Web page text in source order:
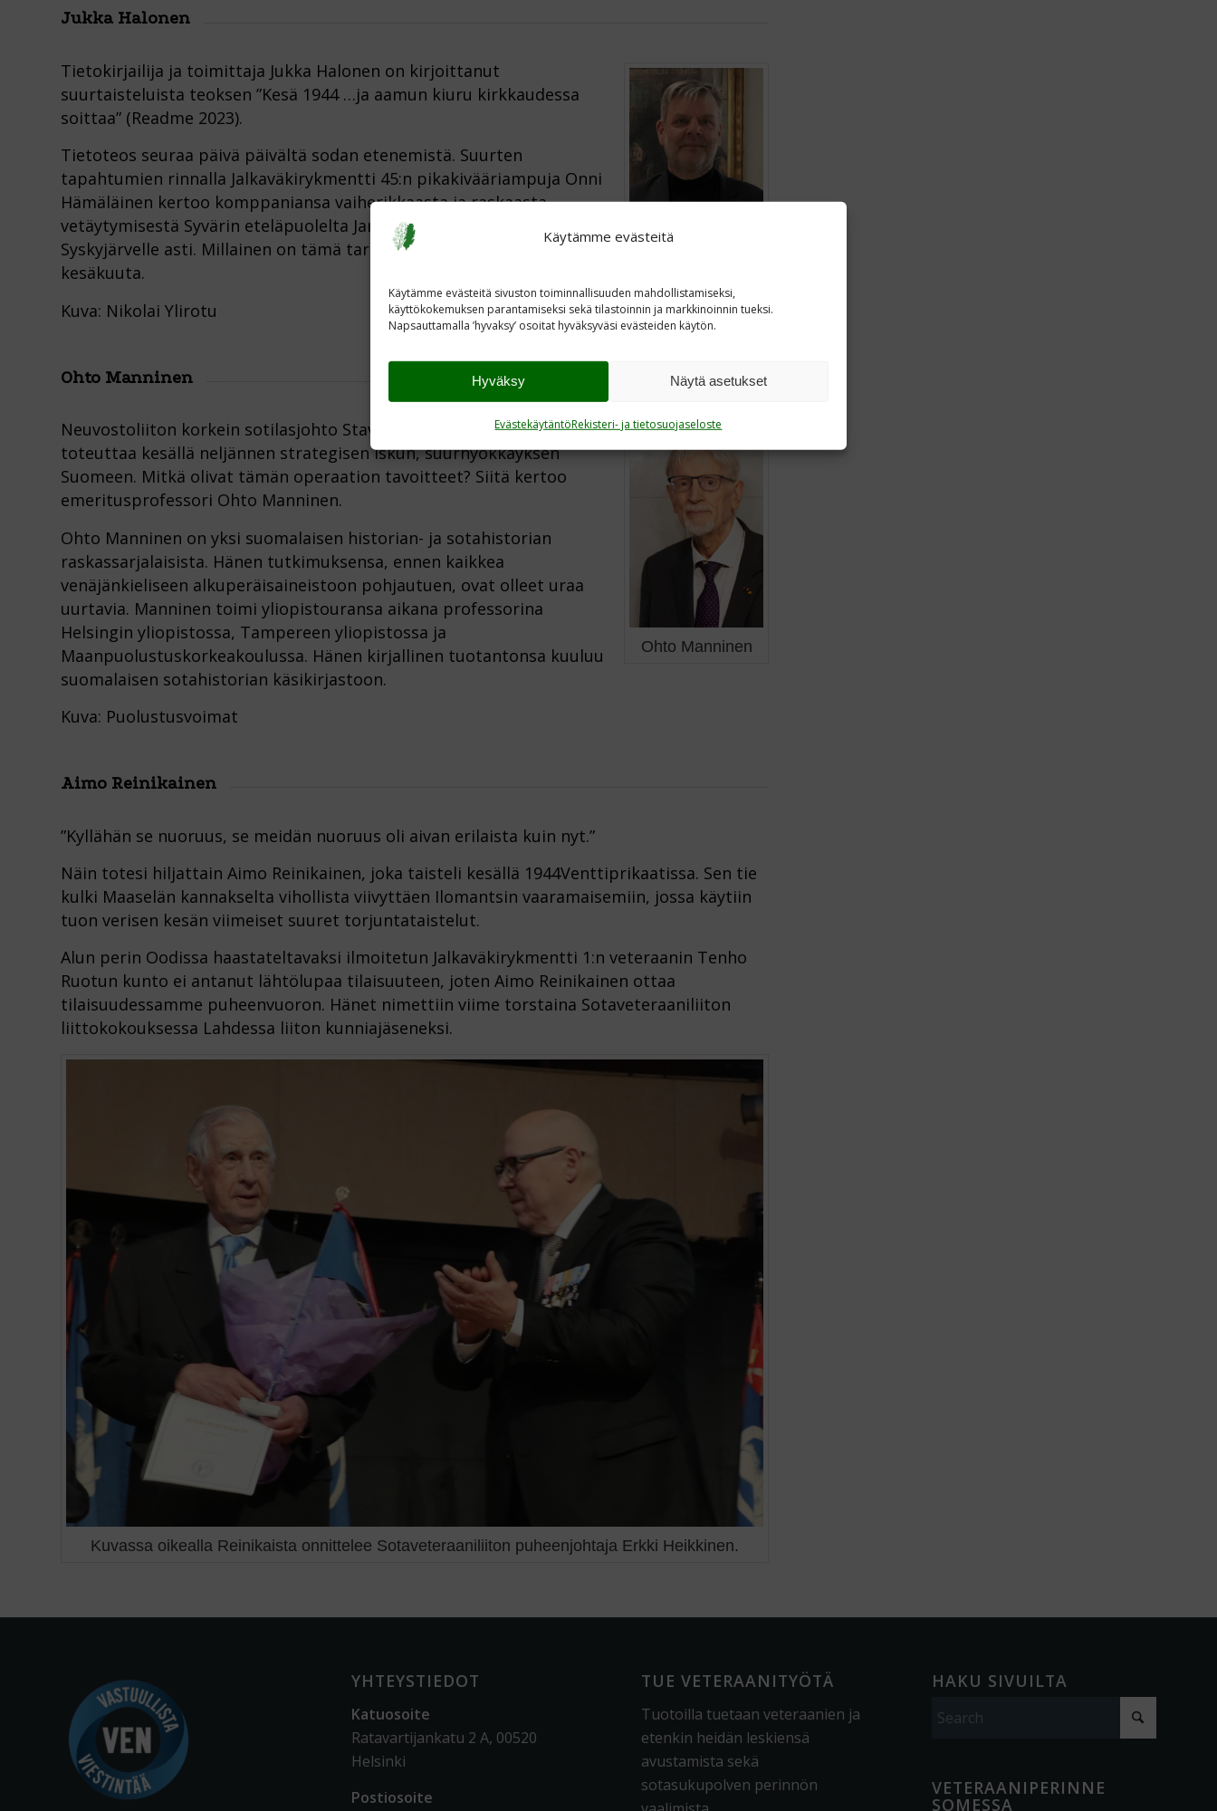
Käytämme evästeitä
Käytämme evästeitä sivuston toiminnallisuuden mahdollistamiseksi,
käyttökokemuksen parantamiseksi sekä tilastoinnin ja markkinoinnin tueksi.
Napsauttamalla ’hyvaksy’ osoitat hyväksyväsi evästeiden käytön.
Hyväksy Näytä asetukset
EvästekäytäntöRekisteri- ja tietosuojaseloste
Jukka Halonen
Jukka Halonen
Tietokirjailija ja toimittaja Jukka Halonen on kirjoittanut
suurtaisteluista teoksen ”Kesä 1944 …ja aamun kiuru kirkkaudessa
soittaa” (Readme 2023).
Tietoteos seuraa päivä päivältä sodan etenemistä. Suurten
tapahtumien rinnalla Jalkaväkirykmentti 45:n pikakivääriampuja Onni
Hämäläinen kertoo komppaniansa vaiherikkaasta ja raskaasta
vetäytymisestä Syvärin eteläpuolelta Jandebajoelta aina U-asemaan
Syskyjärvelle asti. Millainen on tämä tarina? Se kuullaan Oodissa 10.
kesäkuuta.
Kuva: Nikolai Ylirotu
Ohto Manninen
Ohto Manninen
Neuvostoliiton korkein sotilasjohto Stavka päätti keväällä 1944
toteuttaa kesällä neljännen strategisen iskun, suurhyökkäyksen
Suomeen. Mitkä olivat tämän operaation tavoitteet? Siitä kertoo
emeritusprofessori Ohto Manninen.
Ohto Manninen on yksi suomalaisen historian- ja sotahistorian
raskassarjalaisista. Hänen tutkimuksensa, ennen kaikkea
venäjänkieliseen alkuperäisaineistoon pohjautuen, ovat olleet uraa
uurtavia. Manninen toimi yliopistouransa aikana professorina
Helsingin yliopistossa, Tampereen yliopistossa ja
Maanpuolustuskorkeakoulussa. Hänen kirjallinen tuotantonsa kuuluu
suomalaisen sotahistorian käsikirjastoon.
Kuva: Puolustusvoimat
Aimo Reinikainen
”Kyllähän se nuoruus, se meidän nuoruus oli aivan erilaista kuin nyt.”
Näin totesi hiljattain Aimo Reinikainen, joka taisteli kesällä 1944Venttiprikaatissa. Sen tie
kulki Maaselän kannakselta vihollista viivyttäen Ilomantsin vaaramaisemiin, jossa käytiin
tuon verisen kesän viimeiset suuret torjuntataistelut.
Alun perin Oodissa haastateltavaksi ilmoitetun Jalkaväkirykmentti 1:n veteraanin Tenho
Ruotun kunto ei antanut lähtölupaa tilaisuuteen, joten Aimo Reinikainen ottaa
tilaisuudessamme puheenvuoron. Hänet nimettiin viime torstaina Sotaveteraaniliiton
liittokokouksessa Lahdessa liiton kunniajäseneksi.
Kuvassa oikealla Reinikaista onnittelee Sotaveteraaniliiton puheenjohtaja Erkki Heikkinen.
YHTEYSTIEDOT
Katuosoite
Ratavartijankatu 2 A, 00520
Helsinki
Postiosoite
TUE VETERAANITYÖTÄ
Tuotoilla tuetaan veteraanien ja
etenkin heidän leskiensä
avustamista sekä
sotasukupolven perinnön
HAKU SIVUILTA
VETERAANIPERINNE
SOMESSA